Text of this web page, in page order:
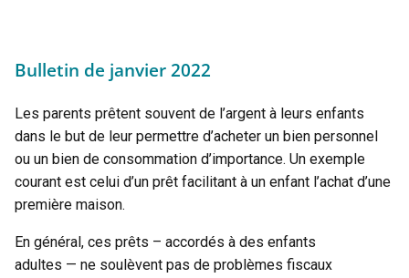
Bulletin de janvier 2022
Les parents prêtent souvent de l’argent à leurs enfants
dans le but de leur permettre d’acheter un bien personnel
ou un bien de consommation d’importance. Un exemple
courant est celui d’un prêt facilitant à un enfant l’achat d’une
première maison.
En général, ces prêts – accordés à des enfants
adultes — ne soulèvent pas de problèmes fiscaux